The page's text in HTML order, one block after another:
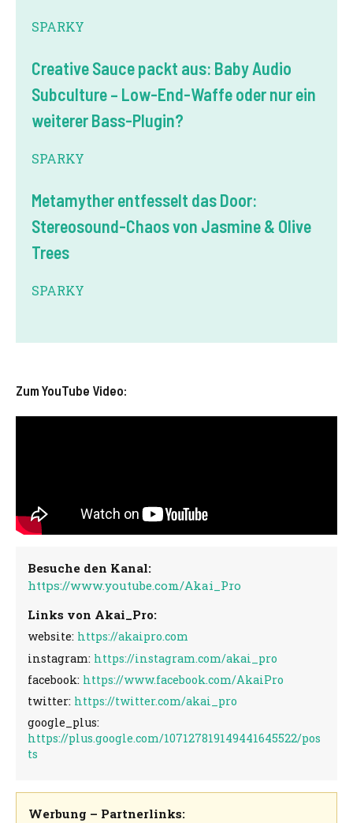
SPARKY
Creative Sauce packt aus: Baby Audio
Subculture – Low-End-Waffe oder nur ein
weiterer Bass-Plugin?
SPARKY
Metamyther entfesselt das Door:
Stereosound-Chaos von Jasmine & Olive
Trees
SPARKY
Zum YouTube Video:
Besuche den Kanal:
https://www.youtube.com/Akai_Pro
Links von Akai_Pro:
website: https://akaipro.com
instagram: https://instagram.com/akai_pro
facebook: https://www.facebook.com/AkaiPro
twitter: https://twitter.com/akai_pro
google_plus:
https://plus.google.com/107127819149441645522/pos
ts
Werbung – Partnerlinks: